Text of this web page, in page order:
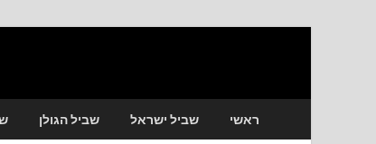
שביליסט
ראשי שביל ישראל שביל הגולן